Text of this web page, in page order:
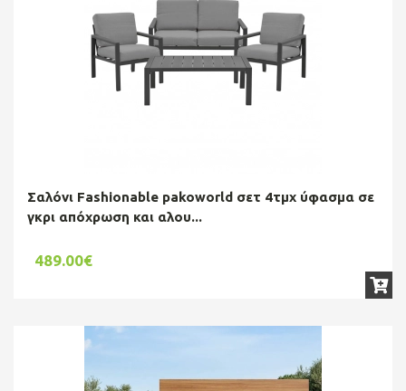
Σαλόνι Fashionable pakoworld σετ 4τμχ ύφασμα σε
γκρι απόχρωση και αλου...
489.00€